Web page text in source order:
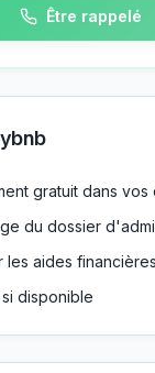
Être rappelé
gratuit dans vos
du dossier
les aides financières
disponible